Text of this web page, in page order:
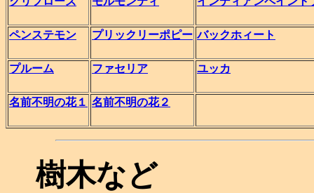
ペンステモン プリックリーポピー バックホィート
プルーム ファセリア ユッカ
名前不明の花１ 名前不明の花２
樹木など